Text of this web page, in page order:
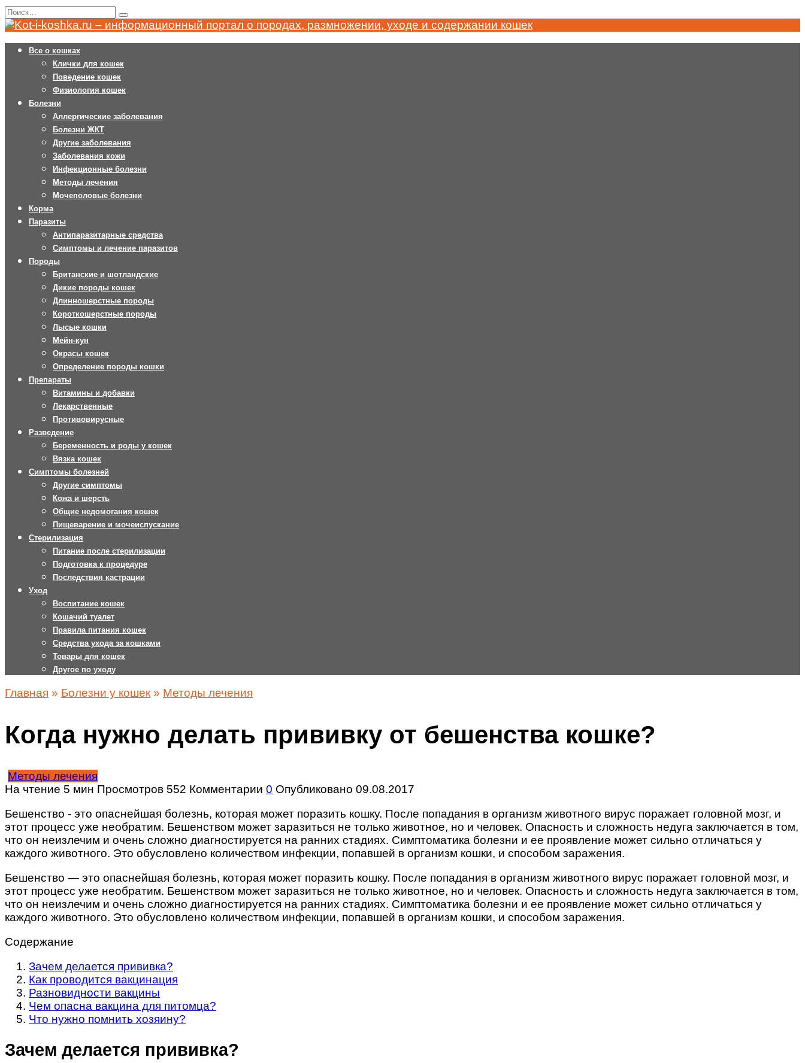
Перейти
к
Search
for:
Все о кошках
Клички для кошек
Поведение кошек
Физиология кошек
Болезни
Аллергические заболевания
Болезни ЖКТ
Другие заболевания
Заболевания кожи
Инфекционные болезни
Методы лечения
Мочеполовые болезни
Корма
Паразиты
Антипаразитарные средства
Симптомы и лечение паразитов
Породы
Британские и шотландские
Дикие породы кошек
Длинношерстные породы
Короткошерстные породы
Лысые кошки
Мейн-кун
Окрасы кошек
Определение породы кошки
Препараты
Витамины и добавки
Лекарственные
Противовирусные
Разведение
Беременность и роды у кошек
Вязка кошек
Симптомы болезней
Другие симптомы
Кожа и шерсть
Общие недомогания кошек
Пищеварение и мочеиспускание
Стерилизация
Питание после стерилизации
Подготовка к процедуре
Последствия кастрации
Уход
Воспитание кошек
Кошачий туалет
Правила питания кошек
Средства ухода за кошками
Товары для кошек
Другое по уходу
Главная » Болезни у кошек » Методы лечения
Когда нужно делать прививку от бешенства кошке?
Методы лечения
На чтение 5 мин Просмотров 552 Комментарии 0 Опубликовано 09.08.2017
Бешенство - это опаснейшая болезнь, которая может поразить кошку. После попадания в организм животного вирус поражает головной мозг, и
этот процесс уже необратим. Бешенством может заразиться не только животное, но и человек. Опасность и сложность недуга заключается в том,
что он неизлечим и очень сложно диагностируется на ранних стадиях. Симптоматика болезни и ее проявление может сильно отличаться у
каждого животного. Это обусловлено количеством инфекции, попавшей в организм кошки, и способом заражения.
Бешенство — это опаснейшая болезнь, которая может поразить кошку. После попадания в организм животного вирус поражает головной мозг, и
этот процесс уже необратим. Бешенством может заразиться не только животное, но и человек. Опасность и сложность недуга заключается в том,
что он неизлечим и очень сложно диагностируется на ранних стадиях. Симптоматика болезни и ее проявление может сильно отличаться у
каждого животного. Это обусловлено количеством инфекции, попавшей в организм кошки, и способом заражения.
Содержание
Зачем делается прививка?
Как проводится вакцинация
Разновидности вакцины
Чем опасна вакцина для питомца?
Что нужно помнить хозяину?
Зачем делается прививка?